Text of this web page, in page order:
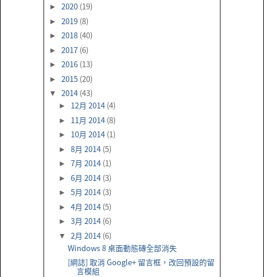
► 2020 (19)
► 2019 (8)
► 2018 (40)
► 2017 (6)
► 2016 (13)
► 2015 (20)
▼ 2014 (43)
► 12月 2014 (4)
► 11月 2014 (8)
► 10月 2014 (1)
► 8月 2014 (5)
► 7月 2014 (1)
► 6月 2014 (3)
► 5月 2014 (3)
► 4月 2014 (5)
► 3月 2014 (6)
▼ 2月 2014 (6)
Windows 8 桌面動態磚全部消失
[網誌] 取消 Google+ 留言框，改回預設的留
言模組